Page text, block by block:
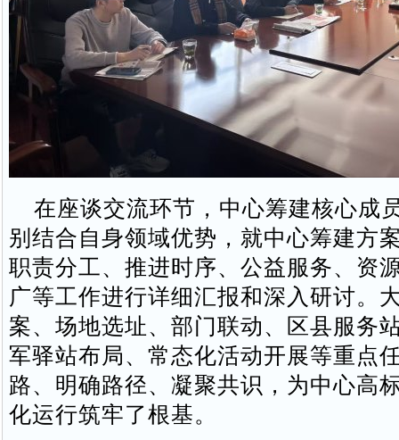
在座谈交流环节，中心筹建核心成
别结合自身领域优势，就中心筹建方
职责分工、推进时序、公益服务、资
广等工作进行详细汇报和深入研讨。
案、场地选址、部门联动、区县服务
军驿站布局、常态化活动开展等重点
路、明确路径、凝聚共识，为中心高
化运行筑牢了根基。